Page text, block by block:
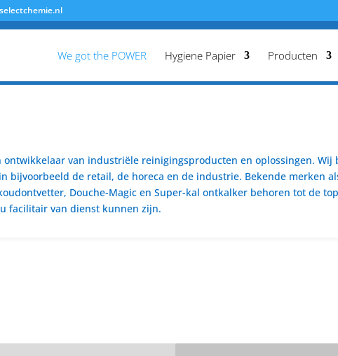
We got the POWER Hygiene Papier Producten
ontwikkelaar van industriële reinigingsproducten en oplossingen.
bijvoorbeeld de retail, de horeca en de industrie. Bekende merken
Douche-Magic en Super-kal ontkalker behoren tot de
facilitair van dienst kunnen zijn.